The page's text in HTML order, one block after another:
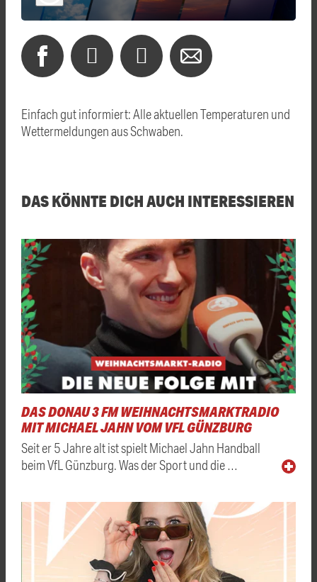
Einfach gut informiert: Alle aktuellen Temperaturen und
Wettermeldungen aus Schwaben.
DAS KÖNNTE DICH AUCH INTERESSIEREN
DAS DONAU 3 FM WEIHNACHTSMARKTRADIO
MIT MICHAEL JAHN VOM VFL GÜNZBURG
Seit er 5 Jahre alt ist spielt Michael Jahn Handball
beim VfL Günzburg. Was der Sport und die …